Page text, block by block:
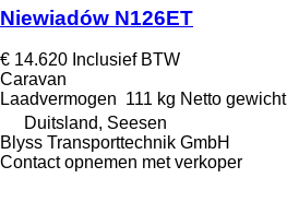
Niewiadów N126ET
€ 14.620 Inclusief BTW
Caravan
Laadvermogen 111 kg Netto gewicht
Duitsland, Seesen
Blyss Transporttechnik GmbH
Contact opnemen met verkoper